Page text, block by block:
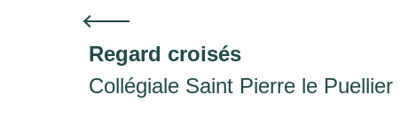
Regard croisés
Collégiale Saint Pierre le Puellier